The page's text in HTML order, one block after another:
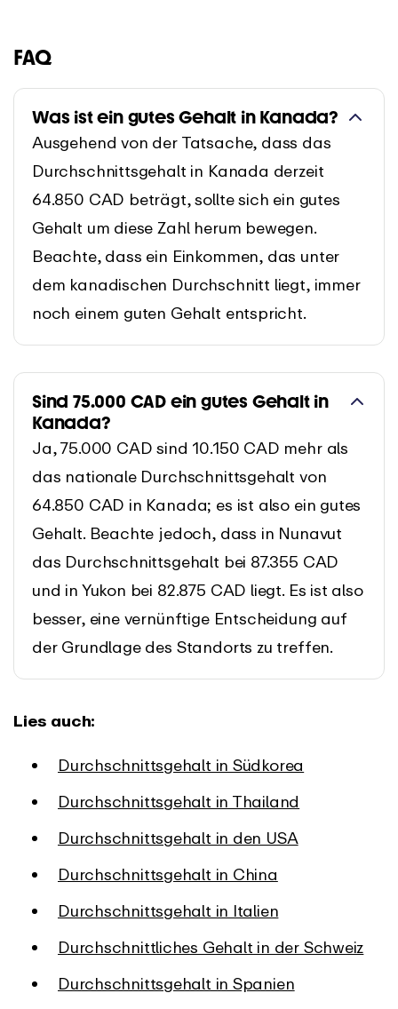
FAQ
Was ist ein gutes Gehalt in Kanada?
Ausgehend von der Tatsache, dass das
Durchschnittsgehalt in Kanada derzeit
64.850 CAD beträgt, sollte sich ein gutes
Gehalt um diese Zahl herum bewegen.
Beachte, dass ein Einkommen, das unter
dem kanadischen Durchschnitt liegt, immer
noch einem guten Gehalt entspricht.
Sind 75.000 CAD ein gutes Gehalt in
Kanada?
Ja, 75.000 CAD sind 10.150 CAD mehr als
das nationale Durchschnittsgehalt von
64.850 CAD in Kanada; es ist also ein gutes
Gehalt. Beachte jedoch, dass in Nunavut
das Durchschnittsgehalt bei 87.355 CAD
und in Yukon bei 82.875 CAD liegt. Es ist also
besser, eine vernünftige Entscheidung auf
der Grundlage des Standorts zu treffen.
Lies auch:
Durchschnittsgehalt in Südkorea
Durchschnittsgehalt in Thailand
Durchschnittsgehalt in den USA
Durchschnittsgehalt in China
Durchschnittsgehalt in Italien
Durchschnittliches Gehalt in der Schweiz
Durchschnittsgehalt in Spanien